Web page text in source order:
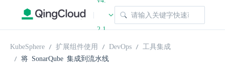
|
2.1
KubeSphere 扩展组件使用 DevOps
工具集成
将 SonarQube 集成到流水线